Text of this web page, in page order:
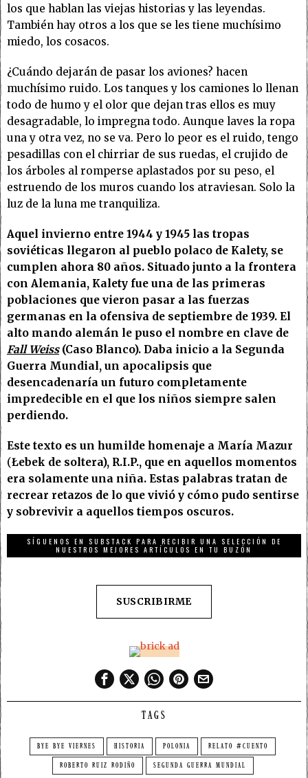
los que hablan las viejas historias y las leyendas.
También hay otros a los que se les tiene muchísimo
miedo, los cosacos.
¿Cuándo dejarán de pasar los aviones? hacen
muchísimo ruido. Los tanques y los camiones lo llenan
todo de humo y el olor que dejan tras ellos es muy
desagradable, lo impregna todo. Aunque laves la ropa
una y otra vez, no se va. Pero lo peor es el ruido, tengo
pesadillas con el chirriar de sus ruedas, el crujido de
los árboles al romperse aplastados por su peso, el
estruendo de los muros cuando los atraviesan. Solo la
luz de la luna me tranquiliza.
Aquel invierno entre 1944 y 1945 las tropas
soviéticas llegaron al pueblo polaco de Kalety, se
cumplen ahora 80 años. Situado junto a la frontera
con Alemania, Kalety fue una de las primeras
poblaciones que vieron pasar a las fuerzas
germanas en la ofensiva de septiembre de 1939. El
alto mando alemán le puso el nombre en clave de
Fall Weiss(Caso Blanco). Daba inicio a la Segunda
Guerra Mundial, un apocalipsis que
desencadenaría un futuro completamente
impredecible en el que los niños siempre salen
perdiendo.
Este texto es un humilde homenaje a María Mazur
(Łebek de soltera), R.I.P., que en aquellos momentos
era solamente una niña. Estas palabras tratan de
recrear retazos de lo que vivió y cómo pudo sentirse
y sobrevivir a aquellos tiempos oscuros.
SÍGUENOS EN SUBSTACK PARA RECIBIR UNA SELECCIÓN DE
NUESTROS MEJORES ARTÍCULOS EN TU BUZÓN
SUSCRIBIRME
TAGS
BYE BYE VIERNES HISTORIA POLONIA RELATO #CUENTO
ROBERTO RUIZ RODIÑO SEGUNDA GUERRA MUNDIAL